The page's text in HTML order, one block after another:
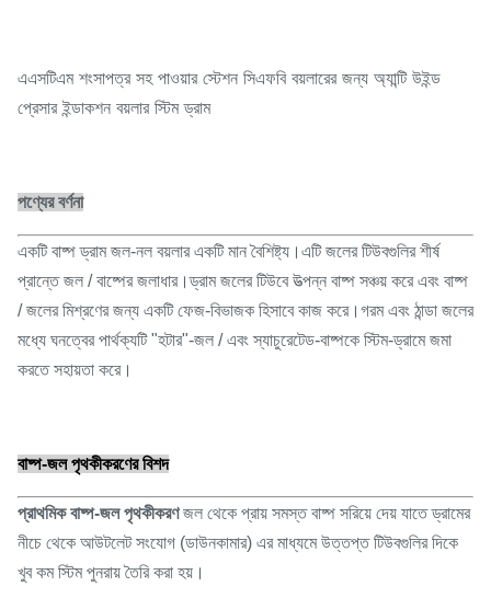
এএসটিএম শংসাপত্র সহ পাওয়ার স্টেশন সিএফবি বয়লারের জন্য অ্যান্টি উইন্ড
প্রেসার ইন্ডাকশন বয়লার স্টিম ড্রাম
পণ্যের বর্ণনা
একটি বাষ্প ড্রাম জল-নল বয়লার একটি মান বৈশিষ্ট্য।এটি জলের টিউবগুলির শীর্ষ
প্রান্তে জল / বাষ্পের জলাধার।ড্রাম জলের টিউবে উত্পন্ন বাষ্প সঞ্চয় করে এবং বাষ্প
/ জলের মিশ্রণের জন্য একটি ফেজ-বিভাজক হিসাবে কাজ করে।গরম এবং ঠান্ডা জলের
মধ্যে ঘনত্বের পার্থক্যটি "হটার"-জল / এবং স্যাচুরেটেড-বাষ্পকে স্টিম-ড্রামে জমা
করতে সহায়তা করে।
বাষ্প-জল পৃথকীকরণের বিশদ
প্রাথমিক বাষ্প-জল পৃথকীকরণজল থেকে প্রায় সমস্ত বাষ্প সরিয়ে দেয় যাতে ড্রামের
নীচে থেকে আউটলেট সংযোগ (ডাউনকামার) এর মাধ্যমে উত্তপ্ত টিউবগুলির দিকে
খুব কম স্টিম পুনরায় তৈরি করা হয়।